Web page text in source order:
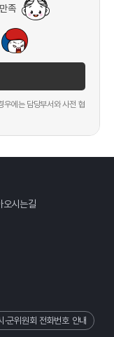
족
우에는 담당부서와 사전 협
오시는길
·군위원회 전화번호 안내